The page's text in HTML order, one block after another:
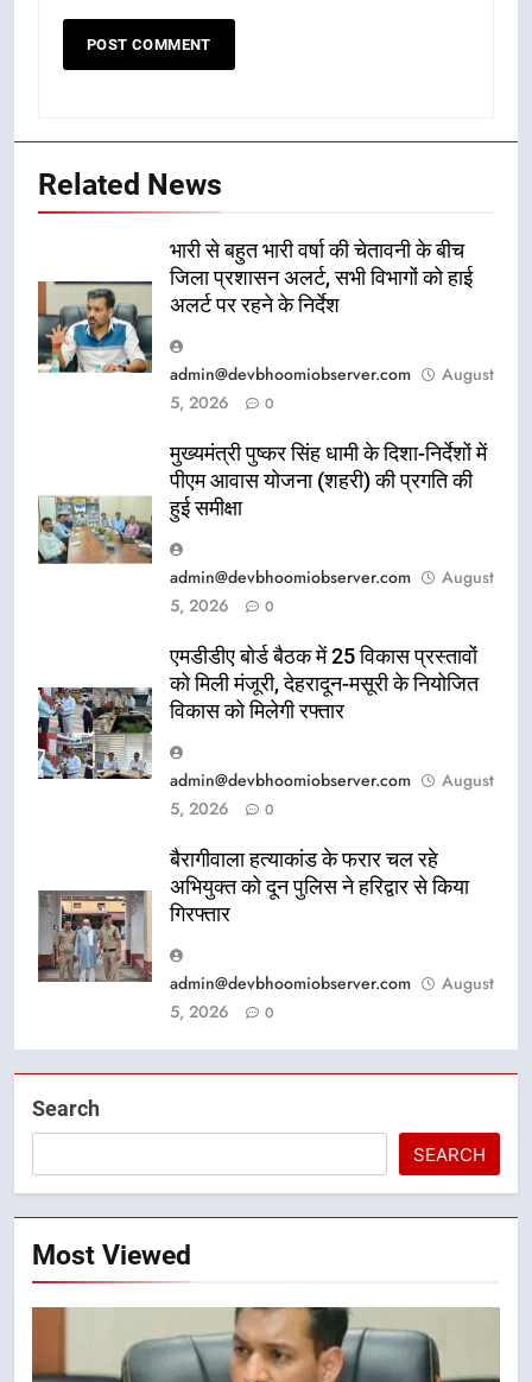
Related News
भारी से बहुत भारी वर्षा की चेतावनी के बीच
जिला प्रशासन अलर्ट, सभी विभागों को हाई
अलर्ट पर रहने के निर्देश
admin@devbhoomiobserver.com
August
5, 2026
0
मुख्यमंत्री पुष्कर सिंह धामी के दिशा-निर्देशों में
पीएम आवास योजना (शहरी) की प्रगति की
हुई समीक्षा
admin@devbhoomiobserver.com
August
5, 2026
0
एमडीडीए बोर्ड बैठक में 25 विकास प्रस्तावों
को मिली मंजूरी, देहरादून-मसूरी के नियोजित
विकास को मिलेगी रफ्तार
admin@devbhoomiobserver.com
August
5, 2026
0
बैरागीवाला हत्याकांड के फरार चल रहे
अभियुक्त को दून पुलिस ने हरिद्वार से किया
गिरफ्तार
admin@devbhoomiobserver.com
August
5, 2026
0
Search
SEARCH
Most Viewed